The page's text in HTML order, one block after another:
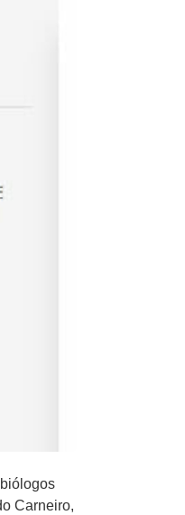
Carneiro,